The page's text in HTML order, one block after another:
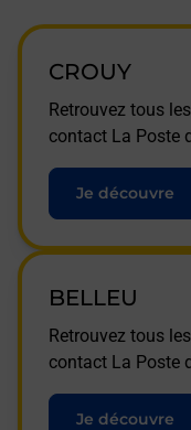
CROUY
Retrouvez tous
contact La Poste
Je découvre
BELLEU
Retrouvez tous
contact La Poste
Je découvre